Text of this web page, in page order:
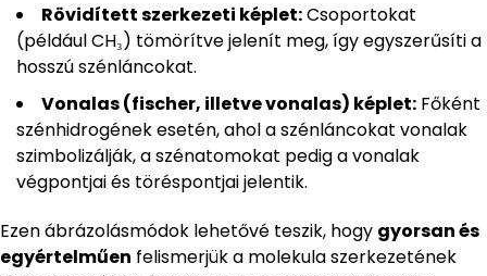
Rövidített szerkezeti képlet:Csoportokat
(például CH₃) tömörítve jelenít meg, így egyszerűsíti a
hosszú szénláncokat.
Vonalas (fischer, illetve vonalas) képlet: Főként
szénhidrogének esetén, ahol a szénláncokat vonalak
szimbolizálják, a szénatomokat pedig a vonalak
végpontjai és töréspontjai jelentik.
Ezen ábrázolásmódok lehetővé teszik, hogy gyorsan és
egyértelműen felismerjük a molekula szerkezetének